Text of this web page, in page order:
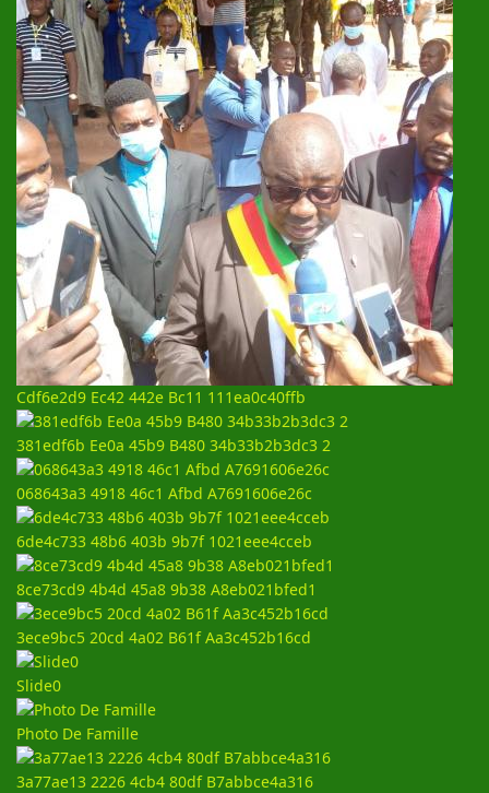
Cdf6e2d9 Ec42 442e Bc11 111ea0c40ffb
381edf6b Ee0a 45b9 B480 34b33b2b3dc3 2
068643a3 4918 46c1 Afbd A7691606e26c
6de4c733 48b6 403b 9b7f 1021eee4cceb
8ce73cd9 4b4d 45a8 9b38 A8eb021bfed1
3ece9bc5 20cd 4a02 B61f Aa3c452b16cd
Slide0
Photo De Famille
3a77ae13 2226 4cb4 80df B7abbce4a316